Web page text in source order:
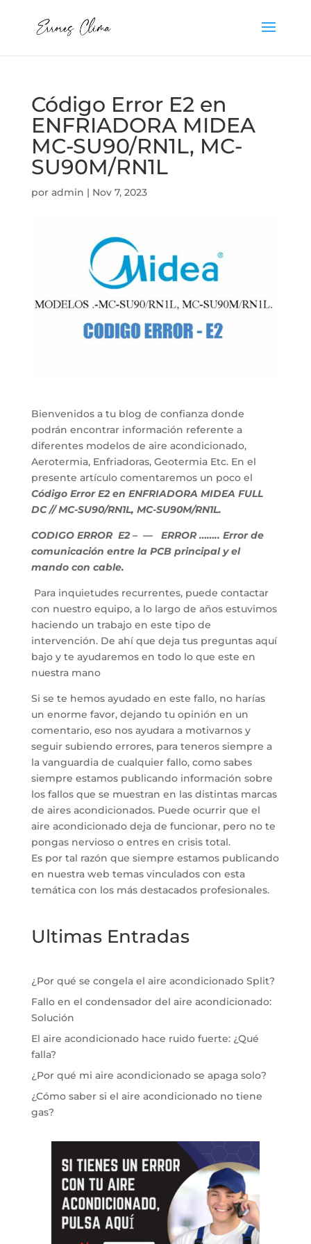
Código Error E2 en
ENFRIADORA MIDEA
MC-SU90/RN1L, MC-
SU90M/RN1L
por admin | Nov 7, 2023
Bienvenidos a tu blog de confianza donde
podrán encontrar información referente a
diferentes modelos de aire acondicionado,
Aerotermia, Enfriadoras, Geotermia Etc. En el
presente artículo comentaremos un poco el
Código Error E2 en ENFRIADORA MIDEA FULL
DC // MC-SU90/RN1L, MC-SU90M/RN1L.
CODIGO ERROR E2– — ERROR …….. Error de
comunicación entre la PCB principal y el
mando con cable.
Para inquietudes recurrentes, puede contactar
con nuestro equipo, a lo largo de años estuvimos
haciendo un trabajo en este tipo de
intervención. De ahí que deja tus preguntas aquí
bajo y te ayudaremos en todo lo que este en
nuestra mano
Si se te hemos ayudado en este fallo, no harías
un enorme favor, dejando tu opinión en un
comentario, eso nos ayudara a motivarnos y
seguir subiendo errores, para teneros siempre a
la vanguardia de cualquier fallo, como sabes
siempre estamos publicando información sobre
los fallos que se muestran en las distintas marcas
de aires acondicionados. Puede ocurrir que el
aire acondicionado deja de funcionar, pero no te
pongas nervioso o entres en crisis total.
Es por tal razón que siempre estamos publicando
en nuestra web temas vinculados con esta
temática con los más destacados profesionales.
Ultimas Entradas
¿Por qué se congela el aire acondicionado Split?
Fallo en el condensador del aire acondicionado:
Solución
El aire acondicionado hace ruido fuerte: ¿Qué
falla?
¿Por qué mi aire acondicionado se apaga solo?
¿Cómo saber si el aire acondicionado no tiene
gas?